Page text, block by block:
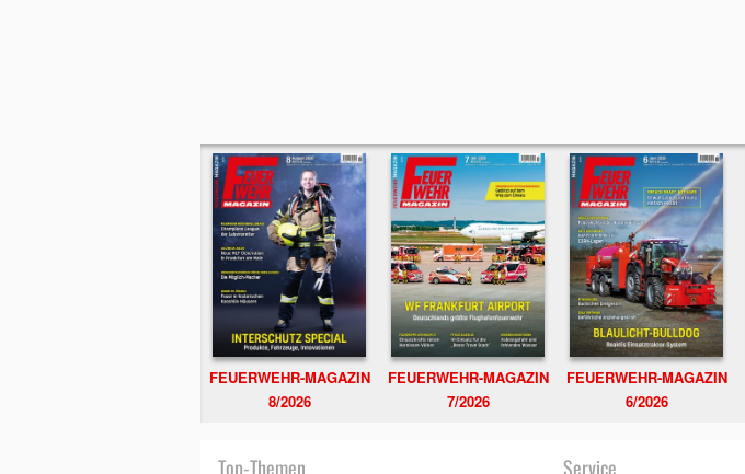
FEUERWEHR-MAGAZIN
8/2026
FEUERWEHR-MAGAZIN
7/2026
FEUERWEHR-MAGAZIN
6/2026
Top-Themen Service